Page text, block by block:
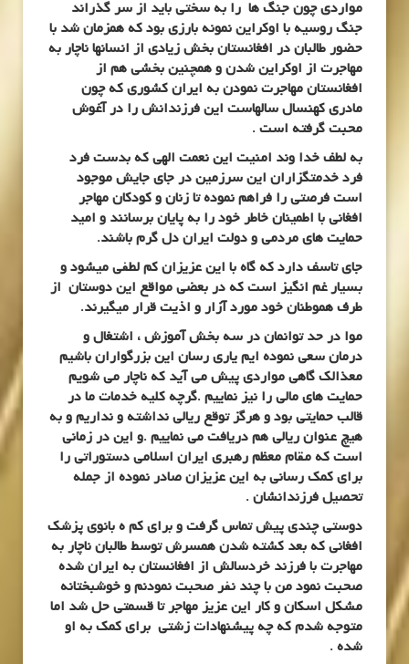
مواردی چون جنگ ها را به سختی باید از سر گذراند
جنگ روسیه با اوکراین نمونه بارزی بود که همزمان شد با
حضور طالبان در افغانستان بخش زیادی از انسانها ناچار به
مهاجرت از اوکراین شدن و همچنین بخشی هم از
افغانستان مهاجرت نمودن به ایران کشوری که چون
مادری کهنسال سالهاست این فرزندانش را در آغوش
محبت گرفته است .
به لطف خدا وند امنیت این نعمت الهی که بدست فرد
فرد خدمتگزاران این سرزمین در جای جایش موجود
است فرصتی را فراهم نموده تا زنان و کودکان مهاجر
افغانی با اطمینان خاطر خود را به پایان برسانند و امید
حمایت های مردمی و دولت ایران دل گرم باشند.
جای تاسف دارد که گاه با این عزیزان کم لطفی میشود و
بسیار غم انگیز است که در بعضی مواقع این دوستان از
طرف هموطنان خود مورد آزار و اذیت قرار میگیرند.
موا در حد توانمان در سه بخش آموزش ، اشتغال و
درمان سعی نموده ایم یاری رسان این بزرگواران باشیم
معذالک گاهی مواردی پیش می آید که ناچار می شویم
حمایت های مالی را نیز نماییم .گرچه کلیه خدمات ما در
قالب حمایتی بود و هرگز توقع ریالی نداشته و نداریم و به
هیچ عنوان ریالی هم دریافت می نماییم .و این در زمانی
است که مقام معظم رهبری ایران اسلامی دستوراتی را
برای کمک رسانی به این عزیزان صادر نموده از جمله
تحصیل فرزندانشان .
دوستی چندی پیش تماس گرفت و برای کم ه بانوی پزشک
افغانی که بعد کشته شدن همسرش توسط طالبان ناچار به
مهاجرت با فرزند خردسالش از افغانستان به ایران شده
صحبت نمود من با چند نفر صحبت نمودنم و خوشبختانه
مشکل اسکان و کار این عزیز مهاجر تا قسمتی حل شد اما
متوجه شدم که چه پیشنهادات زشتی برای کمک به او
شده .